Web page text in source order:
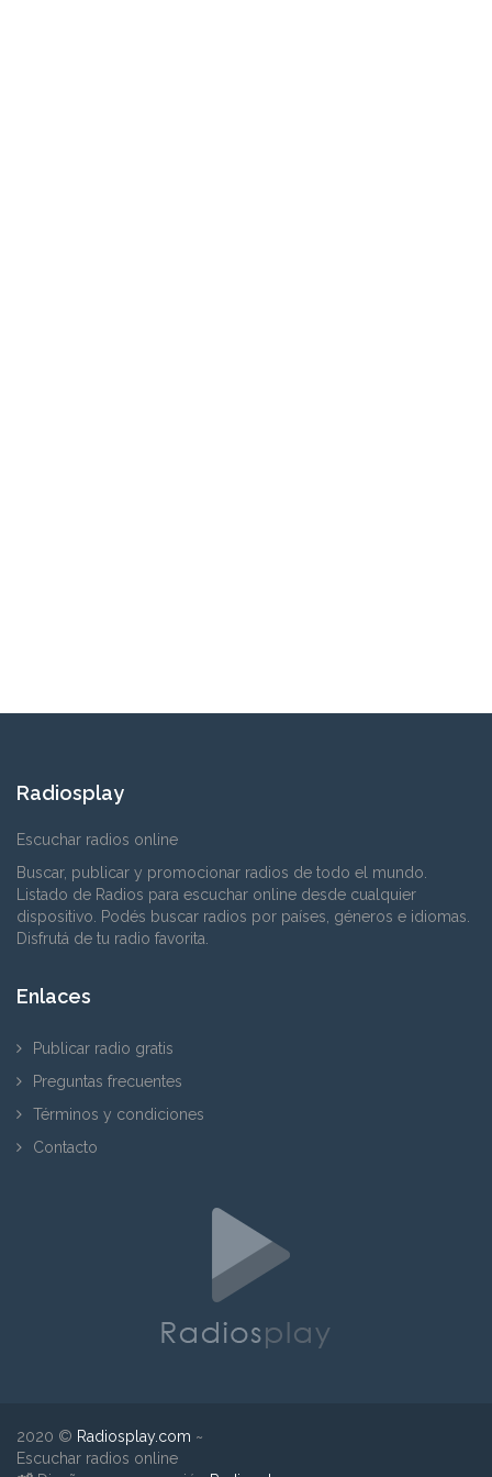
Radiosplay
Escuchar radios online
Buscar, publicar y promocionar radios de todo el mundo.
Listado de Radios para escuchar online desde cualquier
dispositivo. Podés buscar radios por países, géneros e idiomas.
Disfrutá de tu radio favorita.
Enlaces
Publicar radio gratis
Preguntas frecuentes
Términos y condiciones
Contacto
2020 © Radiosplay.com ~
Escuchar radios online